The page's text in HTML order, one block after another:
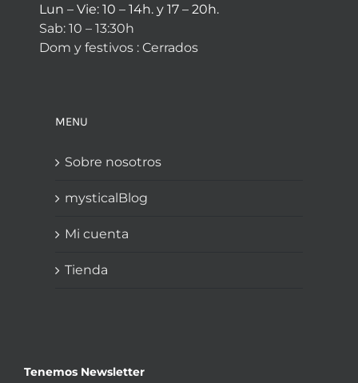
Lun – Vie: 10 – 14h. y 17 – 20h.
Sab: 10 – 13:30h
Dom y festivos : Cerrados
MENU
Sobre nosotros
mysticalBlog
Mi cuenta
Tienda
Tenemos Newsletter